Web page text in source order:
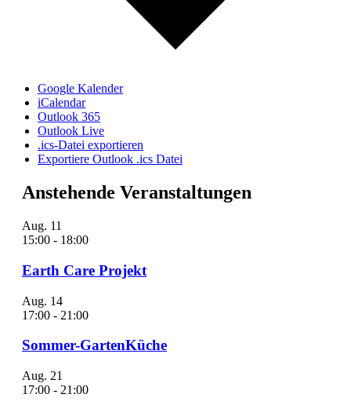
Google Kalender
iCalendar
Outlook 365
Outlook Live
.ics-Datei exportieren
Exportiere Outlook .ics Datei
Anstehende Veranstaltungen
Aug. 11
15:00 - 18:00
Earth Care Projekt
Aug. 14
17:00 - 21:00
Sommer-GartenKüche
Aug. 21
17:00 - 21:00